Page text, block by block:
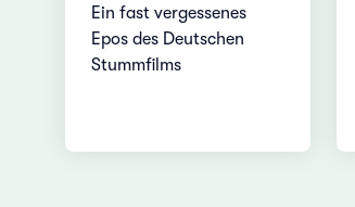
Ein fast vergessenes
Epos des Deutschen
Stummfilms